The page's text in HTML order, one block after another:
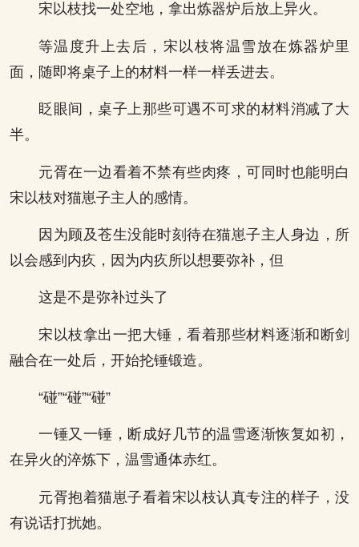
宋以枝找一处空地，拿出炼器炉后放上异火。
等温度升上去后，宋以枝将温雪放在炼器炉里
面，随即将桌子上的材料一样一样丢进去。
眨眼间，桌子上那些可遇不可求的材料消减了大
半。
元胥在一边看着不禁有些肉疼，可同时也能明白
宋以枝对猫崽子主人的感情。
因为顾及苍生没能时刻待在猫崽子主人身边，所
以会感到内疚，因为内疚所以想要弥补，但
这是不是弥补过头了
宋以枝拿出一把大锤，看着那些材料逐渐和断剑
融合在一处后，开始抡锤锻造。
“碰”“碰”“碰”
一锤又一锤，断成好几节的温雪逐渐恢复如初，
在异火的淬炼下，温雪通体赤红。
元胥抱着猫崽子看着宋以枝认真专注的样子，没
有说话打扰她。